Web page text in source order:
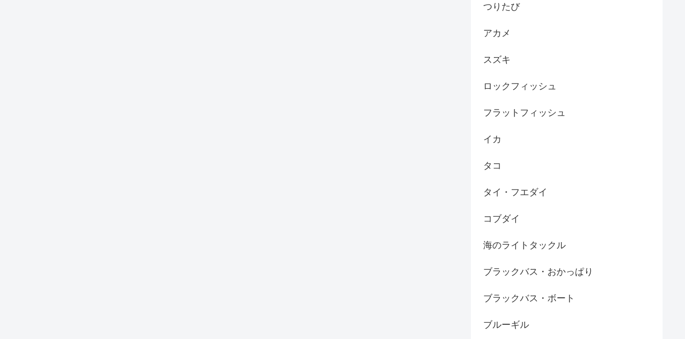
つりたび
アカメ
スズキ
ロックフィッシュ
フラットフィッシュ
イカ
タコ
タイ・フエダイ
コブダイ
海のライトタックル
ブラックバス・おかっぱり
ブラックバス・ボート
ブルーギル